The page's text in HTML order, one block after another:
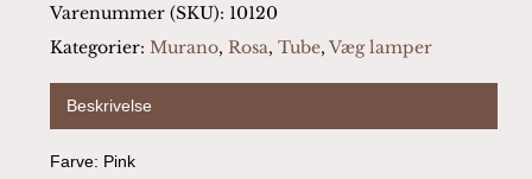
Varenummer (SKU): 10120
Kategorier: Murano, Rosa, Tube, Væg lamper
Beskrivelse
Farve: Pink